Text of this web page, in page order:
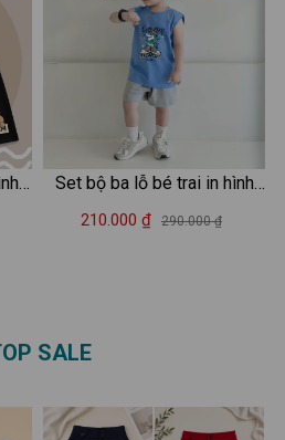
Set bộ ba lỗ bé trai in hình
Tralalero Tralala - Loza Kids
210.000 ₫ 290.000 ₫
SALE